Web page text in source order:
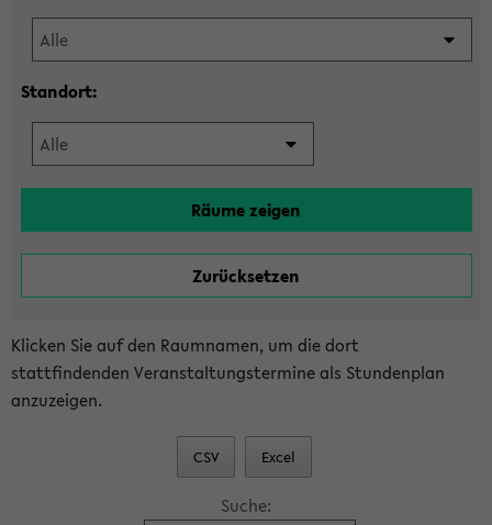
Standort:
Klicken Sie auf den Raumnamen, um die dort
stattfindenden Veranstaltungstermine als Stundenplan
anzuzeigen.
CSV Excel
Suche: